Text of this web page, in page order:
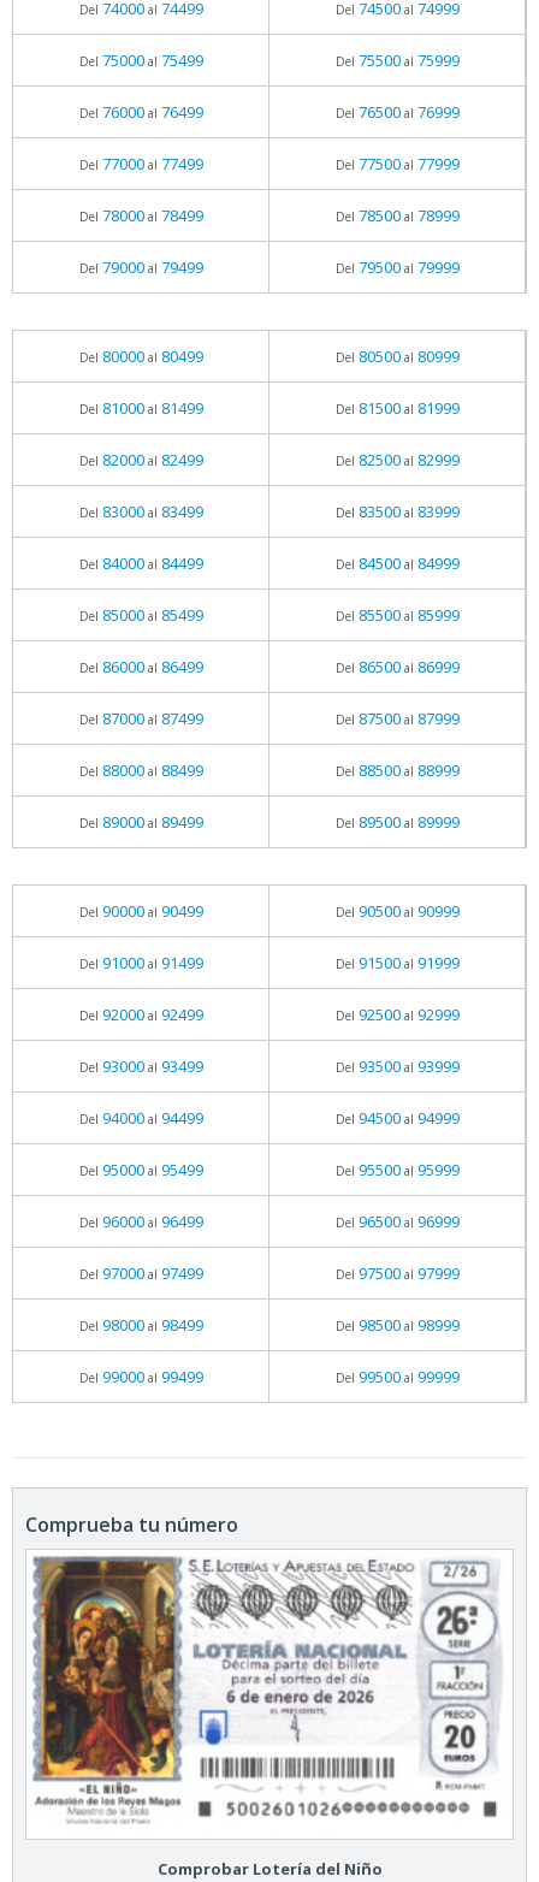
Del 74000al 74499 Del 74500al 74999
Del 75000al 75499 Del 75500al 75999
Del 76000al 76499 Del 76500al 76999
Del 77000al 77499 Del 77500al 77999
Del 78000al 78499 Del 78500al 78999
Del 79000al 79499 Del 79500al 79999
Del 80000al 80499 Del 80500al 80999
Del 81000al 81499 Del 81500al 81999
Del 82000al 82499 Del 82500al 82999
Del 83000al 83499 Del 83500al 83999
Del 84000al 84499 Del 84500al 84999
Del 85000al 85499 Del 85500al 85999
Del 86000al 86499 Del 86500al 86999
Del 87000al 87499 Del 87500al 87999
Del 88000al 88499 Del 88500al 88999
Del 89000al 89499 Del 89500al 89999
Del 90000al 90499 Del 90500al 90999
Del 91000al 91499 Del 91500al 91999
Del 92000al 92499 Del 92500al 92999
Del 93000al 93499 Del 93500al 93999
Del 94000al 94499 Del 94500al 94999
Del 95000al 95499 Del 95500al 95999
Del 96000al 96499 Del 96500al 96999
Del 97000al 97499 Del 97500al 97999
Del 98000al 98499 Del 98500al 98999
Del 99000al 99499 Del 99500al 99999
Comprueba tu número
Comprobar Lotería del Niño